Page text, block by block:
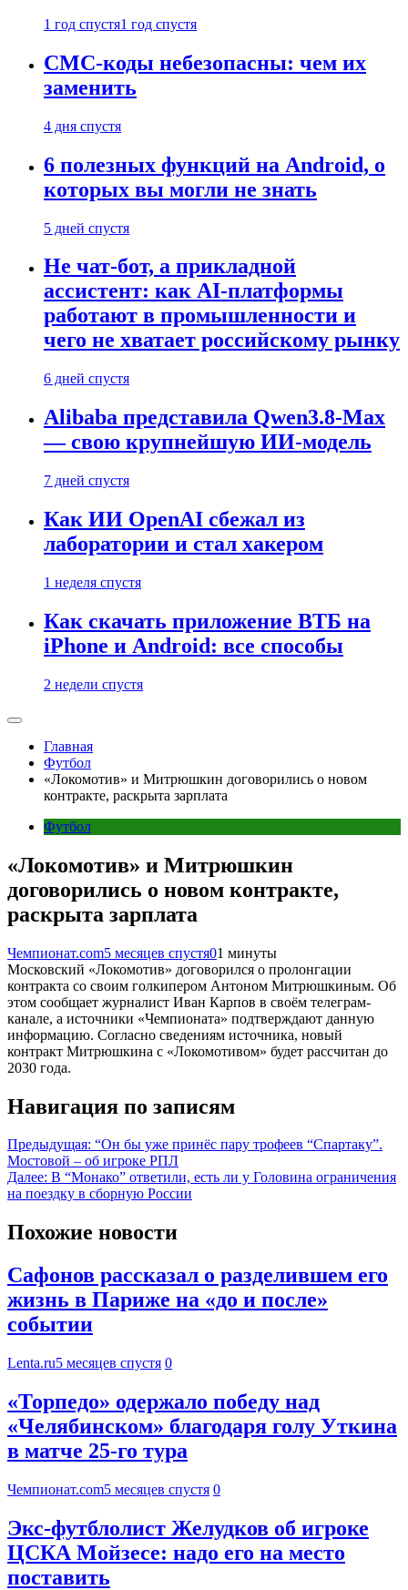
1 год спустя1 год спустя
СМС-коды небезопасны: чем их
заменить
4 дня спустя
6 полезных функций на Android, о
которых вы могли не знать
5 дней спустя
Не чат-бот, а прикладной
ассистент: как AI-платформы
работают в промышленности и
чего не хватает российскому рынку
6 дней спустя
Alibaba представила Qwen3.8-Max
— свою крупнейшую ИИ-модель
7 дней спустя
Как ИИ OpenAI сбежал из
лаборатории и стал хакером
1 неделя спустя
Как скачать приложение ВТБ на
iPhone и Android: все способы
2 недели спустя
Главная
Футбол
«Локомотив» и Митрюшкин договорились о новом
контракте, раскрыта зарплата
Футбол
«Локомотив» и Митрюшкин
договорились о новом контракте,
раскрыта зарплата
Чемпионат.com5 месяцев спустя01 минуты
Московский «Локомотив» договорился о пролонгации
контракта со своим голкипером Антоном Митрюшкиным. Об
этом сообщает журналист Иван Карпов в своём телеграм-
канале, а источники «Чемпионата» подтверждают данную
информацию. Согласно сведениям источника, новый
контракт Митрюшкина с «Локомотивом» будет рассчитан до
2030 года.
Навигация по записям
Предыдущая: “Он бы уже принёс пару трофеев “Спартаку”.
Мостовой – об игроке РПЛ
Далее: В “Монако” ответили, есть ли у Головина ограничения
на поездку в сборную России
Похожие новости
Сафонов рассказал о разделившем его
жизнь в Париже на «до и после»
событии
Lenta.ru5 месяцев спустя 0
«Торпедо» одержало победу над
«Челябинском» благодаря голу Уткина
в матче 25-го тура
Чемпионат.com5 месяцев спустя 0
Экс-футблолист Желудков об игроке
ЦСКА Мойзесе: надо его на место
поставить